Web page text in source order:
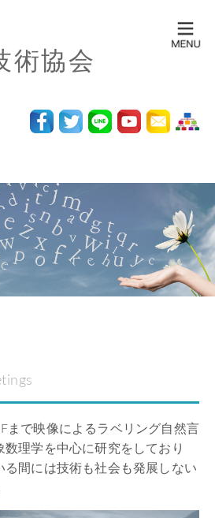
術協会
まで映像によるラベリング自然言
理学を中心に研究をしており
る間には技術も社会も発展しない